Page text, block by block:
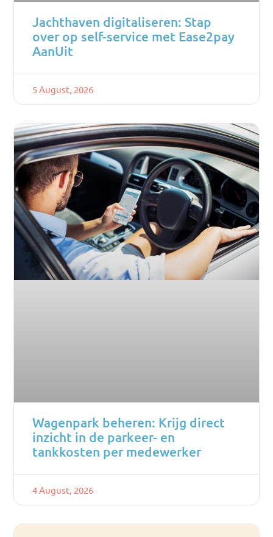
Jachthaven digitaliseren: Stap
over op self-service met Ease2pay
AanUit
5 August, 2026
Wagenpark beheren: Krijg direct
inzicht in de parkeer- en
tankkosten per medewerker
4 August, 2026